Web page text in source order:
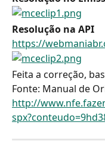
Resolução na API
https://
Feita a correção,
Fonte: Manual de
http://